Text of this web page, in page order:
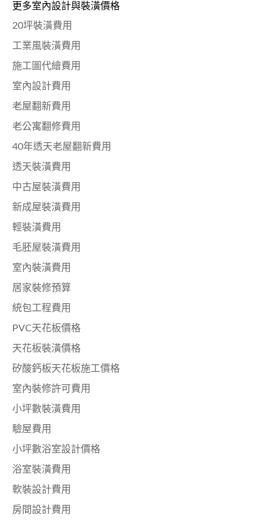
更多室內設計與裝潢價格
20坪裝潢費用
工業風裝潢費用
施工圖代繪費用
室內設計費用
老屋翻新費用
老公寓翻修費用
40年透天老屋翻新費用
透天裝潢費用
中古屋裝潢費用
新成屋裝潢費用
輕裝潢費用
毛胚屋裝潢費用
室內裝潢費用
居家裝修預算
統包工程費用
PVC天花板價格
天花板裝潢價格
矽酸鈣板天花板施工價格
室內裝修許可費用
小坪數裝潢費用
驗屋費用
小坪數浴室設計價格
浴室裝潢費用
軟裝設計費用
房間設計費用